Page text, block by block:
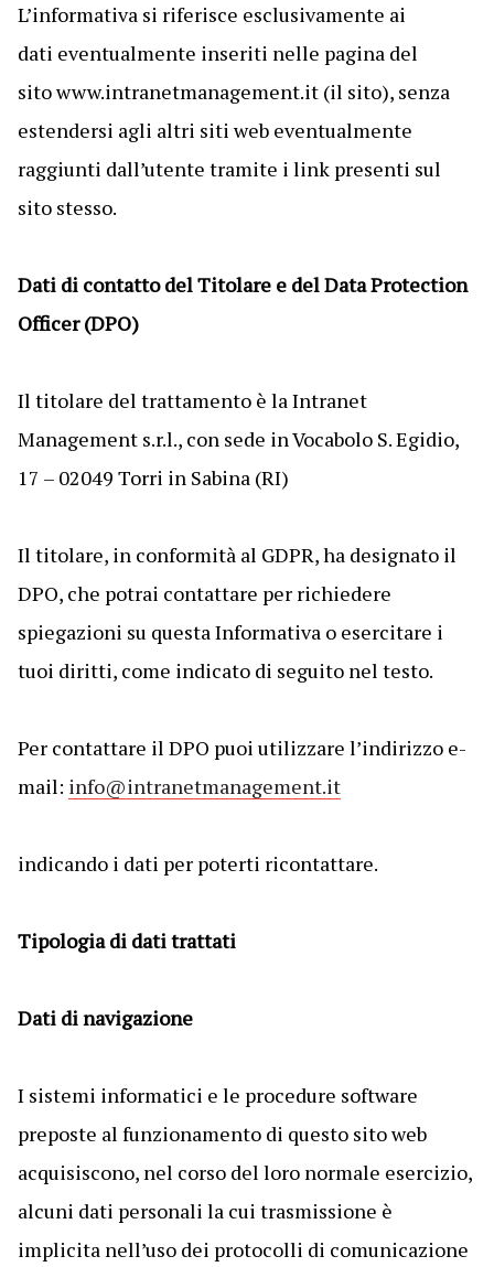
L’informativa si riferisce esclusivamente ai
dati eventualmente inseriti nelle pagina del
sito www.intranetmanagement.it (il sito), senza
estendersi agli altri siti web eventualmente
raggiunti dall’utente tramite i link presenti sul
sito stesso.
Dati di contatto del Titolare e del Data Protection
Officer (DPO)
Il titolare del trattamento è la Intranet
Management s.r.l., con sede in Vocabolo S. Egidio,
17 – 02049 Torri in Sabina (RI)
Il titolare, in conformità al GDPR, ha designato il
DPO, che potrai contattare per richiedere
spiegazioni su questa Informativa o esercitare i
tuoi diritti, come indicato di seguito nel testo.
Per contattare il DPO puoi utilizzare l’indirizzo e-
mail: info@intranetmanagement.it
indicando i dati per poterti ricontattare.
Tipologia di dati trattati
Dati di navigazione
I sistemi informatici e le procedure software
preposte al funzionamento di questo sito web
acquisiscono, nel corso del loro normale esercizio,
alcuni dati personali la cui trasmissione è
implicita nell’uso dei protocolli di comunicazione